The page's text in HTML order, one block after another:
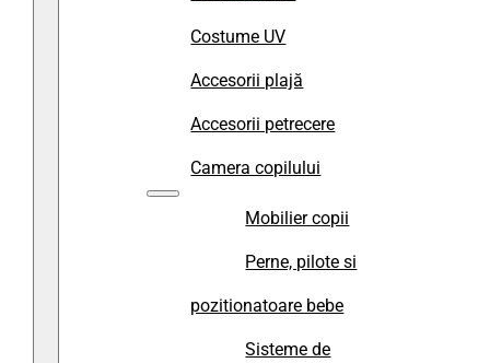
Costume UV
Accesorii plajă
Accesorii petrecere
Camera copilului
Mobilier copii
Perne, pilote si
pozitionatoare bebe
Sisteme de